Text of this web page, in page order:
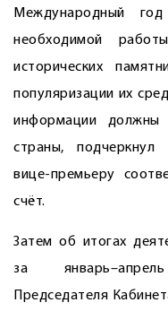
Международный
необходимой
исторических
популяризации их
информации должны
страны, подчеркнул
вице-премьеру
счёт.
Затем об итогах
за
Председателя